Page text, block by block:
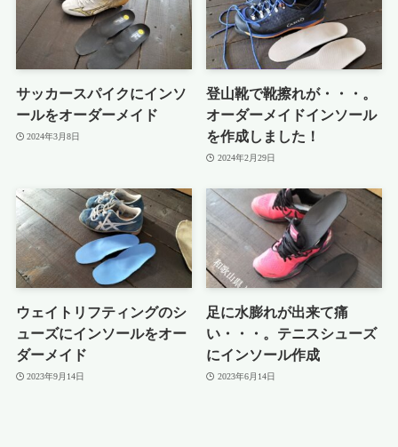
サッカースパイクにインソ
ールをオーダーメイド
2024年3月8日
登山靴で靴擦れが・・・。
オーダーメイドインソール
を作成しました！
2024年2月29日
ウェイトリフティングのシ
ューズにインソールをオー
ダーメイド
2023年9月14日
足に水膨れが出来て痛
い・・・。テニスシューズ
にインソール作成
2023年6月14日